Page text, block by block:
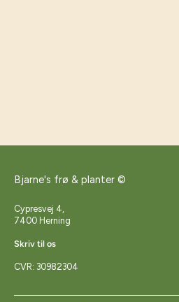
Bjarne's frø & planter ©
Cypresvej 4,
7400 Herning
Skriv til os
CVR: 30982304